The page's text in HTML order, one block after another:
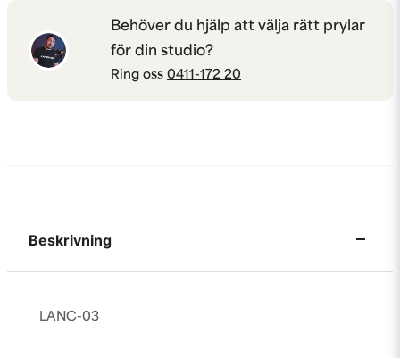
Behöver du hjälp att välja rätt prylar
för din studio?
Ring oss 0411-172 20
Beskrivning
LANC-03